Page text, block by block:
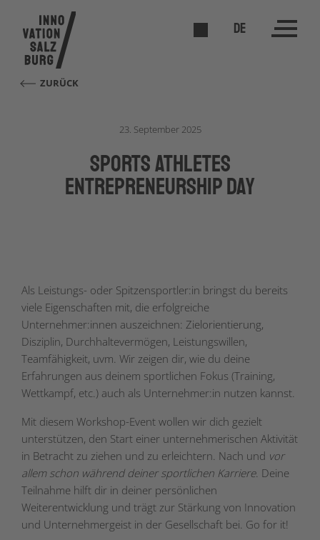
DE
ZURÜCK
23. September 2025
Sports Athletes
Entrepreneurship Day
Als Leistungs- oder Spitzensportler:in bringst du bereits
viele Eigenschaften mit, die erfolgreiche
Unternehmer:innen auszeichnen: Zielorientierung,
Disziplin, Durchhaltevermögen, Leistungswillen,
Teamfähigkeit, uvm. Wir zeigen dir, wie du deine
Erfahrungen aus deinem sportlichen Fokus (Training,
Wettkampf, etc.) auch als Unternehmer:in nutzen kannst.
Mit diesem Workshop-Event wollen wir dich gezielt
unterstützen, den Start einer unternehmerischen Aktivität
in Betracht zu ziehen und zu erleichtern. Nach und vor
allem schon während deiner sportlichen Karriere. Deine
Teilnahme hilft dir in deiner persönlichen
Weiterentwicklung und trägt zur Stärkung von Innovation
und Unternehmergeist in der Gesellschaft bei. Go for it!